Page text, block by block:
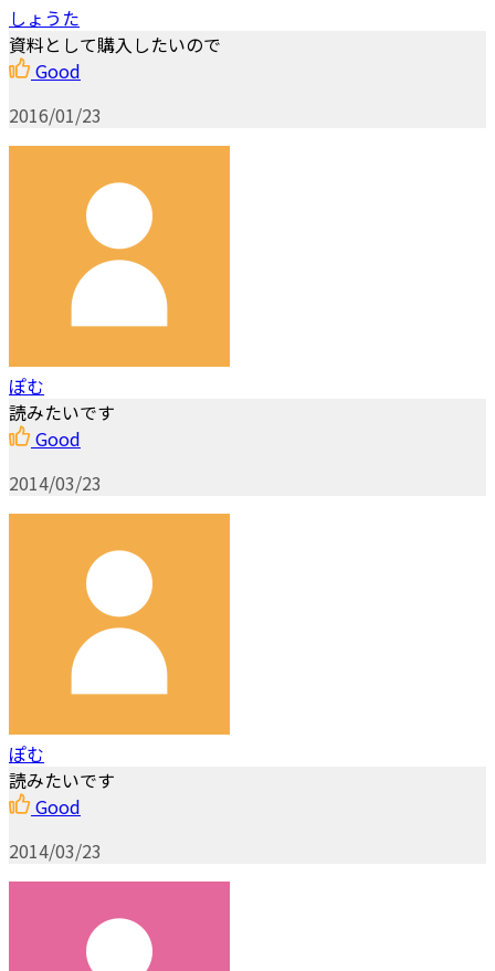
しょうた
資料として購入したいので
Good
2016/01/23
ぽむ
読みたいです
Good
2014/03/23
ぽむ
読みたいです
Good
2014/03/23